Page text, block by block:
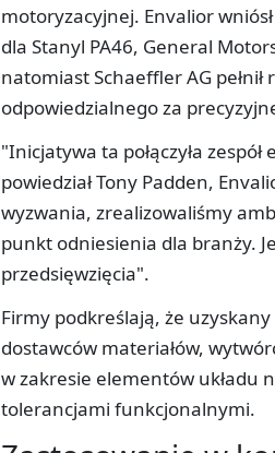
motoryzacyjnej. Envalior
dla Stanyl PA46, General
natomiast Schaeffler AG
odpowiedzialnego za
"Inicjatywa ta połączyła
powiedział Tony Padden,
wyzwania, zrealizowaliśmy
punkt odniesienia dla branży.
przedsięwzięcia".
Firmy podkreślają, że
dostawców materiałów,
w zakresie elementów układu
tolerancjami funkcjonalnymi.